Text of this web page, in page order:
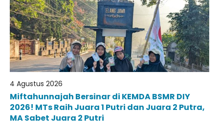
4 Agustus 2026
Miftahunnajah Bersinar di KEMDA BSMR DIY
2026! MTs Raih Juara 1 Putri dan Juara 2 Putra,
MA Sabet Juara 2 Putri